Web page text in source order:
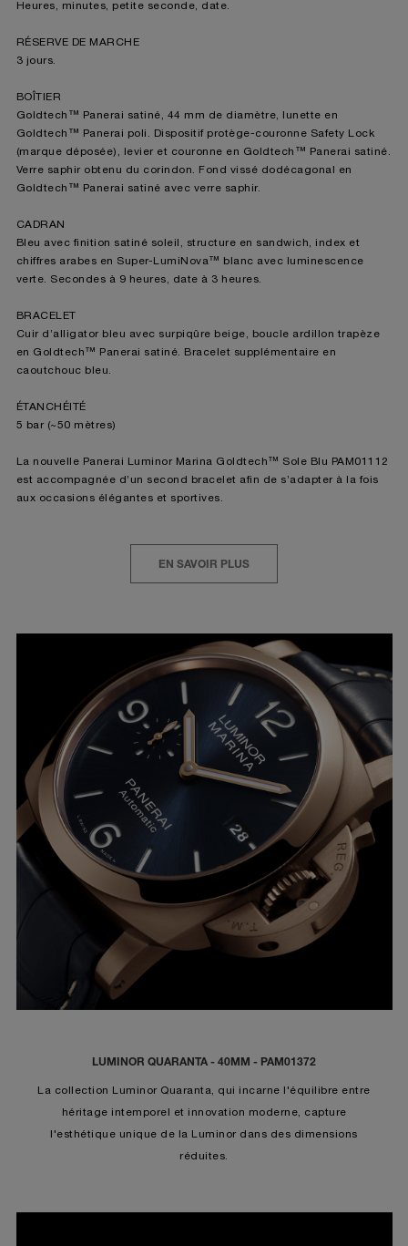
Heures, minutes, petite seconde, date.
RÉSERVE DE MARCHE
3 jours.
BOÎTIER
Goldtech™ Panerai satiné, 44 mm de diamètre, lunette en
Goldtech™ Panerai poli. Dispositif protège-couronne Safety Lock
(marque déposée), levier et couronne en Goldtech™ Panerai satiné.
Verre saphir obtenu du corindon. Fond vissé dodécagonal en
Goldtech™ Panerai satiné avec verre saphir.
CADRAN
Bleu avec finition satiné soleil, structure en sandwich, index et
chiffres arabes en Super-LumiNova™ blanc avec luminescence
verte. Secondes à 9 heures, date à 3 heures.
BRACELET
Cuir d’alligator bleu avec surpiqûre beige, boucle ardillon trapèze
en Goldtech™ Panerai satiné. Bracelet supplémentaire en
caoutchouc bleu.
ÉTANCHÉITÉ
5 bar (~50 mètres)
La nouvelle Panerai Luminor Marina Goldtech™ Sole Blu PAM01112
est accompagnée d’un second bracelet afin de s’adapter à la fois
aux occasions élégantes et sportives.
EN SAVOIR PLUS
LUMINOR QUARANTA - 40MM - PAM01372
La collection Luminor Quaranta, qui incarne l'équilibre entre
héritage intemporel et innovation moderne, capture
l'esthétique unique de la Luminor dans des dimensions
réduites.